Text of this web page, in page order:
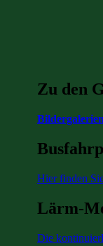
Zu den
Bildergalerien
Hier finden
Lärm-
Die